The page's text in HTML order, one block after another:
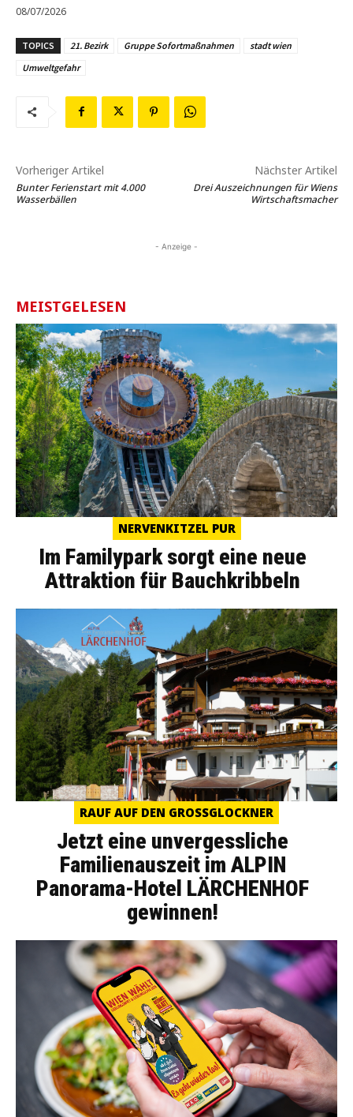
08/07/2026
TOPICS 21. Bezirk Gruppe Sofortmaßnahmen
stadt wien
Umweltgefahr
Vorheriger Artikel
Bunter Ferienstart mit 4.000
Wasserbällen
Nächster Artikel
Drei Auszeichnungen für Wiens
Wirtschaftsmacher
- Anzeige -
MEISTGELESEN
NERVENKITZEL PUR
Im Familypark sorgt eine neue
Attraktion für Bauchkribbeln
RAUF AUF DEN GROSSGLOCKNER
Jetzt eine unvergessliche
Familienauszeit im ALPIN
Panorama-Hotel LÄRCHENHOF
gewinnen!